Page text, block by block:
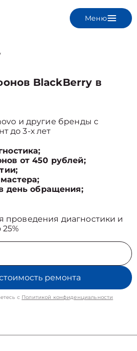
Меню
BlackBerry в
и другие бренды с
до 3-х лет
от 450 рублей;
день обращения;
проведения диагностики и
ремонта
с Политикой конфиденциальности